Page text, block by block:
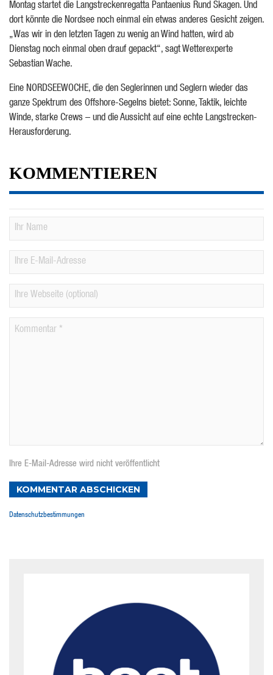
Montag startet die Langstreckenregatta Pantaenius Rund Skagen. Und
dort könnte die Nordsee noch einmal ein etwas anderes Gesicht zeigen.
„Was wir in den letzten Tagen zu wenig an Wind hatten, wird ab
Dienstag noch einmal oben drauf gepackt“, sagt Wetterexperte
Sebastian Wache.
Eine NORDSEEWOCHE, die den Seglerinnen und Seglern wieder das
ganze Spektrum des Offshore-Segelns bietet: Sonne, Taktik, leichte
Winde, starke Crews – und die Aussicht auf eine echte Langstrecken-
Herausforderung.
KOMMENTIEREN
Ihre E-Mail-Adresse wird nicht veröffentlicht
KOMMENTAR ABSCHICKEN
Datenschutzbestimmungen